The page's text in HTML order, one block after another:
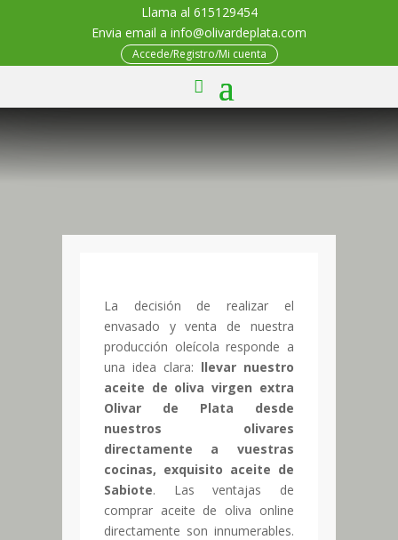
Llama al 615129454
Envia email a info@olivardeplata.com
Accede/Registro/Mi cuenta
La decisión de realizar el
envasado y venta de nuestra
producción oleícola responde a
una idea clara: llevar nuestro
aceite de oliva virgen extra
Olivar de Plata desde
nuestros olivares
directamente a vuestras
cocinas, exquisito aceite de
Sabiote. Las ventajas de
comprar aceite de oliva online
directamente son innumerables.